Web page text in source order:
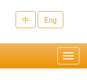
中 Eng